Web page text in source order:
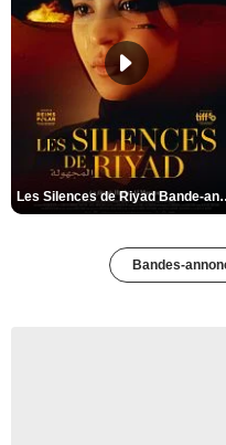
Les Silences
Bandes-